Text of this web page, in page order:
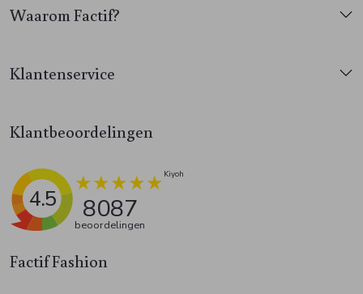
Factif Fashion
Waarom Factif?
Klantenservice
Klantbeoordelingen
4.5 8087
beoordelingen